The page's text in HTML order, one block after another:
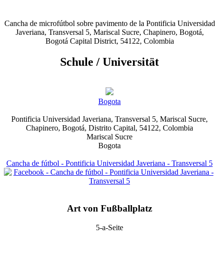
Cancha de microfútbol sobre pavimento de la Pontificia Universidad
Javeriana, Transversal 5, Mariscal Sucre, Chapinero, Bogotá,
Bogotá Capital District, 54122, Colombia
Schule / Universität
Bogota
Pontificia Universidad Javeriana, Transversal 5, Mariscal Sucre,
Chapinero, Bogotá, Distrito Capital, 54122, Colombia
Mariscal Sucre
Bogota
Cancha de fútbol - Pontificia Universidad Javeriana - Transversal 5
Art von Fußballplatz
5-a-Seite